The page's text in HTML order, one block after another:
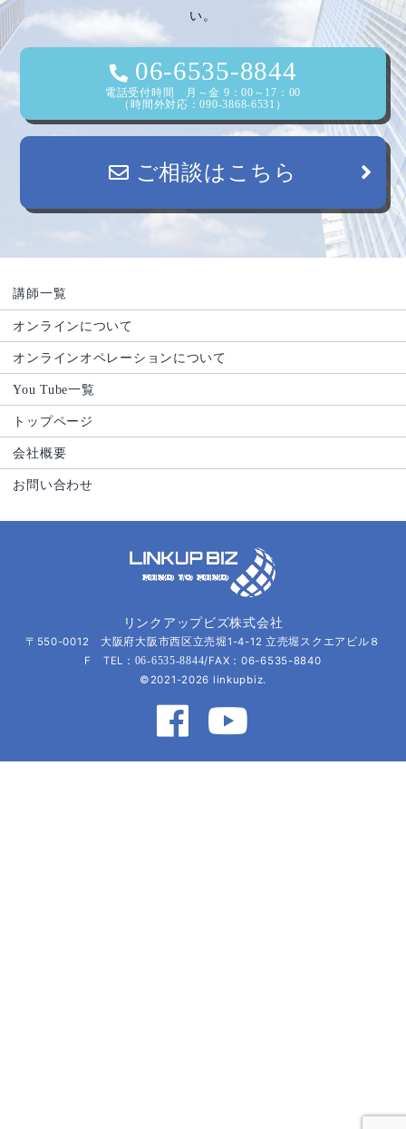
い。
06-6535-8844
電話受付時間 月～金 9：00～17：00
（時間外対応：090-3868-6531）
ご相談はこちら
講師一覧
オンラインについて
オンラインオペレーションについて
You Tube一覧
トップページ
会社概要
お問い合わせ
リンクアップビズ株式会社
〒550-0012 大阪府大阪市西区立売堀1-4-12 立売堀スクエアビル８
F TEL： 06-6535-8844/FAX：06-6535-8840
©2021-2026 linkupbiz.